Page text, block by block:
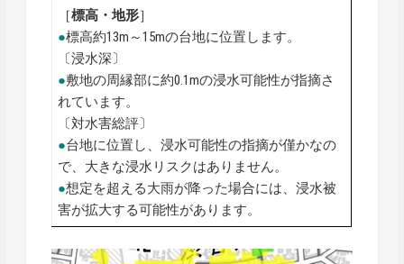
［標高・地形］
●標高約13m～15mの台地に位置します。
〔浸水深〕
●敷地の周縁部に約0.1mの浸水可能性が指摘さ
れています。
〔対水害総評〕
●台地に位置し、浸水可能性の指摘が僅かなの
で、大きな浸水リスクはありません。
●想定を超える大雨が降った場合には、浸水被
害が拡大する可能性があります。